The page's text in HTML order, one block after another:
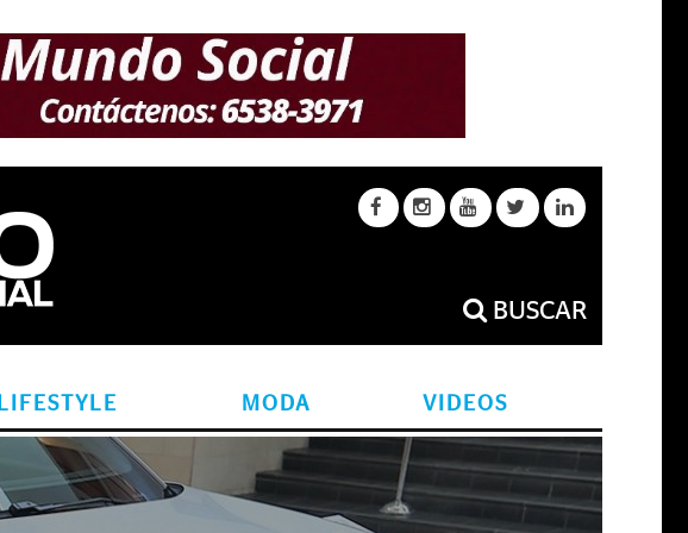
BUSCAR
LIFESTYLE MODA VIDEOS